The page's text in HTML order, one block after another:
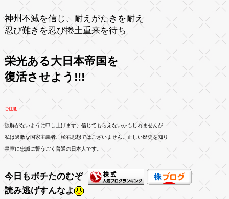
神州不滅を信じ、耐えがたきを耐え
忍び難きを忍び捲土重来を待ち
栄光ある大日本帝国を
復活させよう!!!
ご注意
誤解がないように申し上げます。信じてもらえないかもしれませんが
私は過激な国家主義者、極右思想ではございません。正しい歴史を知り
皇室に忠誠に誓うごく普通の日本人です。
今日もポチたのむぞ
読み逃げすんなよ